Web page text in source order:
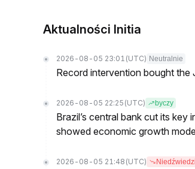
Aktualności Initia
2026-08-05 23:01 (UTC) Neutralnie
Record intervention bought the
2026-08-05 22:25 (UTC) byczy
Brazil’s central bank cut its
showed economic growth
2026-08-05 21:48 (UTC)